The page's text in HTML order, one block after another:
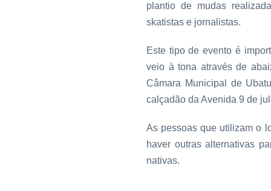
plantio de mudas
skatistas e jornalistas.
Este tipo de evento é
veio à tona através de
Câmara Municipal de
calçadão da Avenida 9 de
As pessoas que utilizam o
haver outras alternativas
nativas.